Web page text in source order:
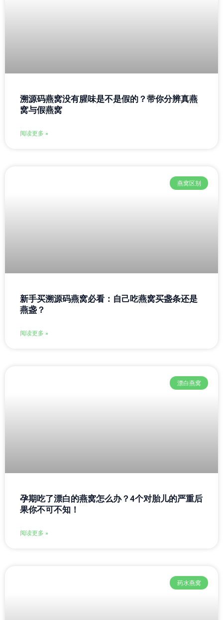
溯源码燕窝没有腥味是不是假的？带你分辨真燕
窝与假燕窝
阅读更多 »
燕窝区别
新手买溯源码燕窝必看：自己吃燕窝买盏条还是
燕盏？
阅读更多 »
漂白燕窝
孕期吃了漂白的燕窝怎么办？4个对胎儿的严重后
果你不可不知！
阅读更多 »
药水燕窝